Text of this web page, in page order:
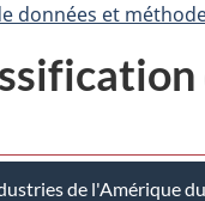
données et
de l'Amérique